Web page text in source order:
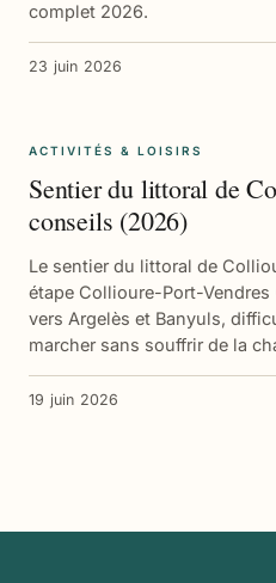
complet 2026.
23 juin 2026
ACTIVITÉS & LOISIRS
Sentier du littoral de
conseils (2026)
Le sentier du littoral de
étape Collioure-Port-Vendres
vers Argelès et Banyuls,
marcher sans souffrir de la
19 juin 2026